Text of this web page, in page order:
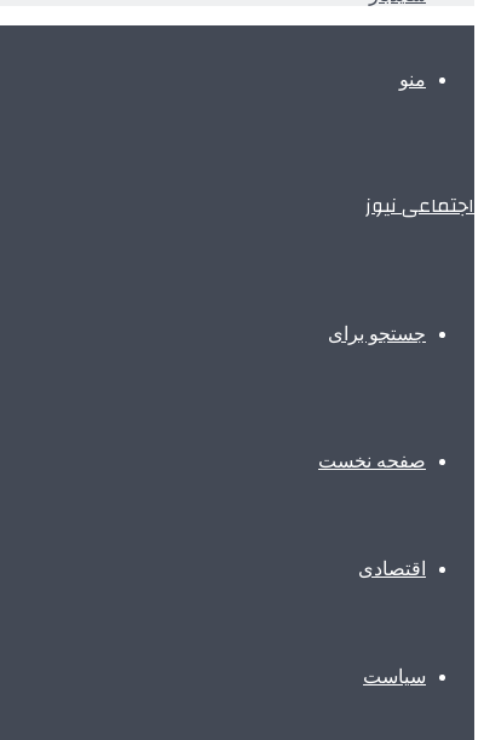
منو
اجتماعی نیوز
جستجو برای
صفحه نخست
اقتصادی
سیاست